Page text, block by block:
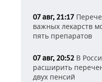
07 авг, 21:17
важных лекарств
пять препаратов
07 авг, 20:52 В
расширить
двух пенсий